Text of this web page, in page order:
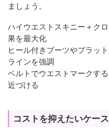
ましょう。
ハイウエストスキニー＋ク
果を最大化
ヒール付きブーツやプラッ
ラインを強調
ベルトでウエストマークす
近づける
コストを抑えたいケー